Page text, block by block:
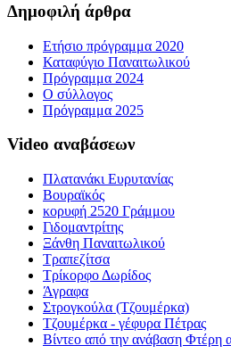
Δημοφιλή άρθρα
Ετήσιο πρόγραμμα 2020
Καταφύγιο Παναιτωλικού
Πρόγραμμα 2024
Ο σύλλογος
Πρόγραμμα 2025
Video αναβάσεων
Πλατανάκι Ευρυτανίας
Βουραϊκός
κορυφή 2520 Γράμμου
Γιδομαντρίτης
Ξάνθη Παναιτωλικού
Τραπεζίτσα
Τρίκορφο Δωρίδος
Άγραφα
Στρογκούλα (Τζουμέρκα)
Τζουμέρκα - γέφυρα Πέτρας
Βίντεο από την ανάβαση Φτέρη